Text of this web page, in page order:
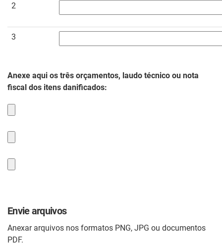
2
3
Anexe aqui os três orçamentos, laudo técnico ou nota
fiscal dos itens danificados:
Envie arquivos
Anexar arquivos nos formatos PNG, JPG ou documentos
PDF.